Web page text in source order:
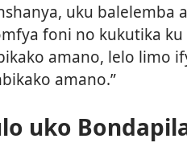
uku balelemba
foni no kukutika
amano, lelo limo
amano.”
uko